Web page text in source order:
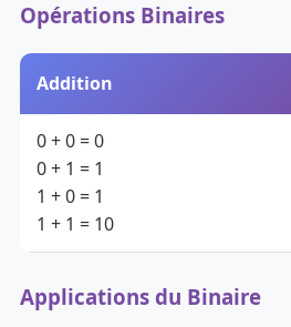
Opérations Binaires
Addition
0 + 0 = 0
0 + 1 = 1
1 + 0 = 1
1 + 1 = 10
Applications du Binaire